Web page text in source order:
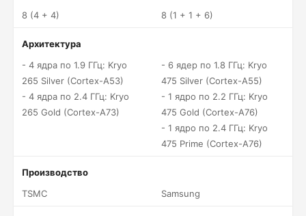
8 (4 + 4)
8 (1 + 1 + 6)
Архитектура
- 4 ядра по 1.9 ГГц: Kryo
265 Silver (Cortex-A53)
- 4 ядра по 2.4 ГГц: Kryo
265 Gold (Cortex-A73)
- 6 ядер по 1.8 ГГц: Kryo
475 Silver (Cortex-A55)
- 1 ядро по 2.2 ГГц: Kryo
475 Gold (Cortex-A76)
- 1 ядро по 2.4 ГГц: Kryo
475 Prime (Cortex-A76)
Производство
TSMC
Samsung